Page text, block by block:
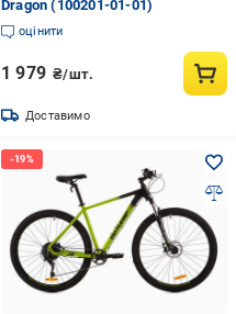
Dragon (100201-01-01)
оцінити
1 979 ₴/шт.
Доставимо